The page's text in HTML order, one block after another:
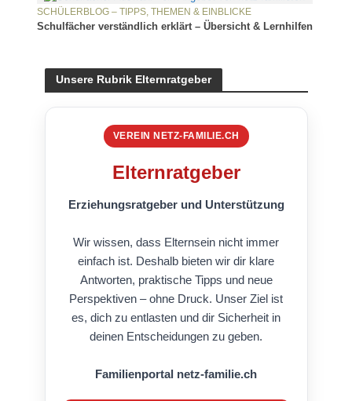
SCHÜLERBLOG – TIPPS, THEMEN & EINBLICKE
Schulfächer verständlich erklärt – Übersicht & Lernhilfen
Unsere Rubrik Elternratgeber
VEREIN NETZ-FAMILIE.CH
Elternratgeber
Erziehungsratgeber und Unterstützung
Wir wissen, dass Elternsein nicht immer
einfach ist. Deshalb bieten wir dir klare
Antworten, praktische Tipps und neue
Perspektiven – ohne Druck. Unser Ziel ist
es, dich zu entlasten und dir Sicherheit in
deinen Entscheidungen zu geben.
Familienportal netz-familie.ch